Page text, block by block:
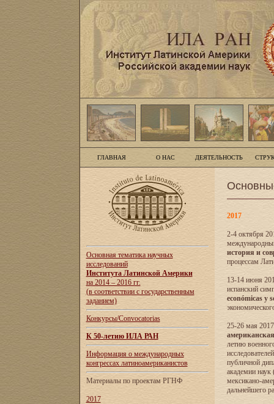
ГЛАВНАЯ О НАС ДЕЯТЕЛЬНОСТЬ
Основная тематика научных
исследований
Института Латинской Америки
на 2014 – 2016 гг.
(в соответствии с государственным
заданием)
Конкурсы/Convocatorias
К 50-летию ИЛА РАН
Информация о международных
конгрессах латиноамериканистов
Материалы по проектам РГНФ
2017
2017
2-4 октября
история и
процессам
13-14 июня
испанский
económicas y
25-26 мая
летию
публичной
академии
мексикано-
дальнейшего